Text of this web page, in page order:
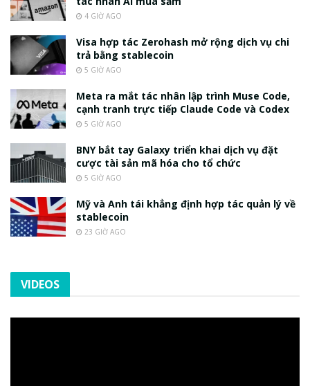
4 GIỜ AGO
Visa hợp tác Zerohash mở rộng dịch vụ chi
trả bằng stablecoin
5 GIỜ AGO
Meta ra mắt tác nhân lập trình Muse Code,
cạnh tranh trực tiếp Claude Code và Codex
5 GIỜ AGO
BNY bắt tay Galaxy triển khai dịch vụ đặt
cược tài sản mã hóa cho tổ chức
5 GIỜ AGO
Mỹ và Anh tái khẳng định hợp tác quản lý về
stablecoin
23 GIỜ AGO
VIDEOS